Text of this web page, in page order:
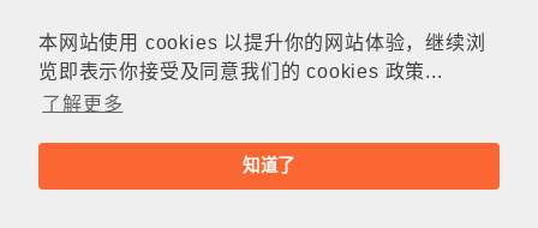
本网站使用 cookies 以提升你的网站体验，继续浏
览即表示你接受及同意我们的 cookies 政策...
了解更多
知道了